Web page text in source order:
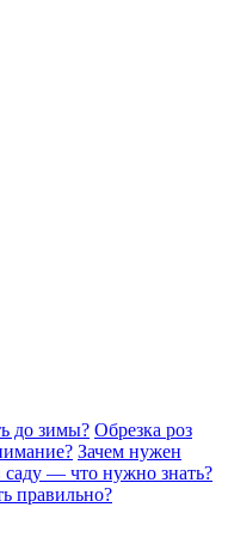
до зимы? Обрезка роз
Зачем нужен
саду — что нужно знать?
правильно?